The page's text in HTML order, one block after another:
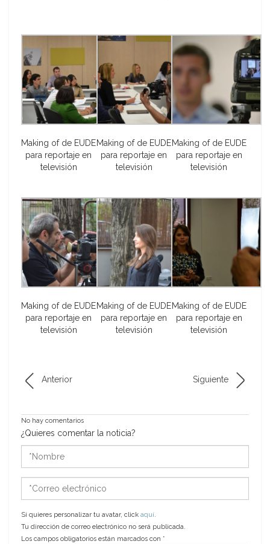
Making of de EUDE
para reportaje en
televisión
Making of de EUDE
para reportaje en
televisión
Making of de EUDE
para reportaje en
televisión
Making of de EUDE
para reportaje en
televisión
Making of de EUDE
para reportaje en
televisión
Making of de EUDE
para reportaje en
televisión
Anterior Siguiente
No hay comentarios
¿Quieres comentar la noticia?
electrónico
Si quieres personalizar tu avatar, click aquí.
Tu dirección de correo electrónico no será publicada.
Los campos obligatorios están marcados con *